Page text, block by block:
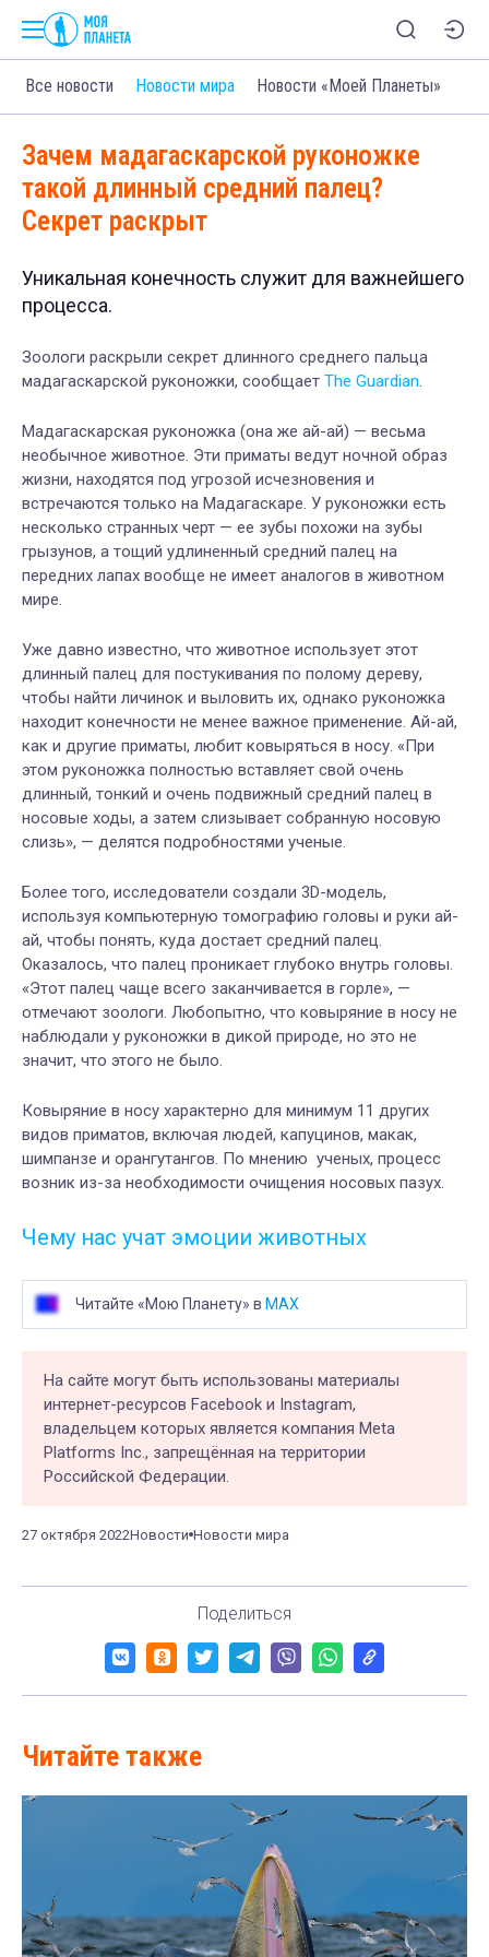
Все новости Новости мира Новости «Моей Планеты»
Зачем мадагаскарской руконожке
такой длинный средний палец?
Секрет раскрыт
Уникальная конечность служит для важнейшего
процесса.
Зоологи раскрыли секрет длинного среднего пальца
мадагаскарской руконожки, сообщает The Guardian.
Мадагаскарская руконожка (она же ай-ай) — весьма
необычное животное. Эти приматы ведут ночной образ
жизни, находятся под угрозой исчезновения и
встречаются только на Мадагаскаре. У руконожки есть
несколько странных черт — ее зубы похожи на зубы
грызунов, а тощий удлиненный средний палец на
передних лапах вообще не имеет аналогов в животном
мире.
Уже давно известно, что животное использует этот
длинный палец для постукивания по полому дереву,
чтобы найти личинок и выловить их, однако руконожка
находит конечности не менее важное применение. Ай-ай,
как и другие приматы, любит ковыряться в носу. «При
этом руконожка полностью вставляет свой очень
длинный, тонкий и очень подвижный средний палец в
носовые ходы, а затем слизывает собранную носовую
слизь», — делятся подробностями ученые.
Более того, исследователи создали 3D-модель,
используя компьютерную томографию головы и руки ай-
ай, чтобы понять, куда достает средний палец.
Оказалось, что палец проникает глубоко внутрь головы.
«Этот палец чаще всего заканчивается в горле», —
отмечают зоологи. Любопытно, что ковыряние в носу не
наблюдали у руконожки в дикой природе, но это не
значит, что этого не было.
Ковыряние в носу характерно для минимум 11 других
видов приматов, включая людей, капуцинов, макак,
шимпанзе и орангутангов. По мнению ученых, процесс
возник из-за необходимости очищения носовых пазух.
Чему нас учат эмоции животных
Читайте «Мою Планету» в MAX
На сайте могут быть использованы материалы
интернет-ресурсов Facebook и Instagram,
владельцем которых является компания Meta
Platforms Inc., запрещённая на территории
Российской Федерации.
27 октября 2022Новости Новости мира
Поделиться
Читайте также